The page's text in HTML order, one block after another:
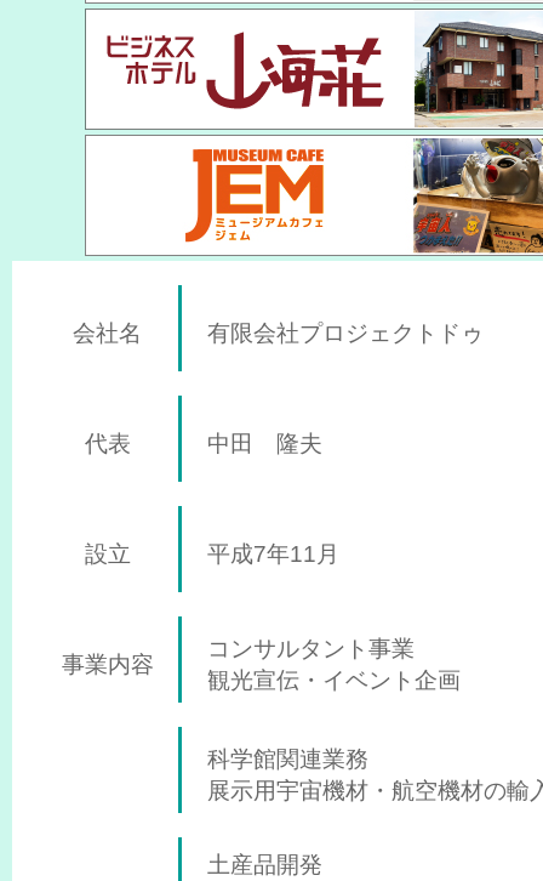
会社名 有限会社プロジェクトドゥ
代表 中田 隆夫
設立 平成7年11月
事業内容
コンサルタント事業
観光宣伝・イベント企画
科学館関連業務
展示用宇宙機材・航空機材の輸
土産品開発